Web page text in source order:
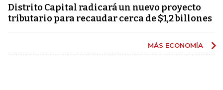
Distrito Capital radicará un nuevo proyecto
tributario para recaudar cerca de $1,2 billones
MÁS ECONOMÍA